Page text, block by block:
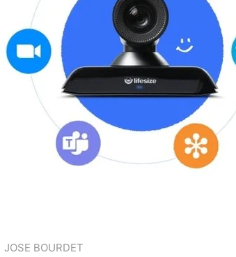
JOSE BOURDET